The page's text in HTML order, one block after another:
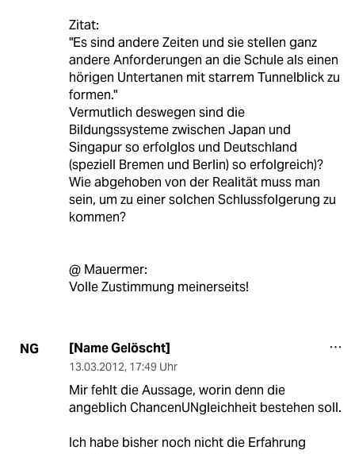
Zitat:
"Es sind andere Zeiten und sie stellen ganz
andere Anforderungen an die Schule als einen
hörigen Untertanen mit starrem Tunnelblick zu
formen."
Vermutlich deswegen sind die
Bildungssysteme zwischen Japan und
Singapur so erfolglos und Deutschland
(speziell Bremen und Berlin) so erfolgreich)?
Wie abgehoben von der Realität muss man
sein, um zu einer solchen Schlussfolgerung zu
kommen?
@ Mauermer:
Volle Zustimmung meinerseits!
NG [Name Gelöscht]
13.03.2012, 17:49 Uhr
Mir fehlt die Aussage, worin denn die
angeblich ChancenUNgleichheit bestehen soll.
Ich habe bisher noch nicht die Erfahrung